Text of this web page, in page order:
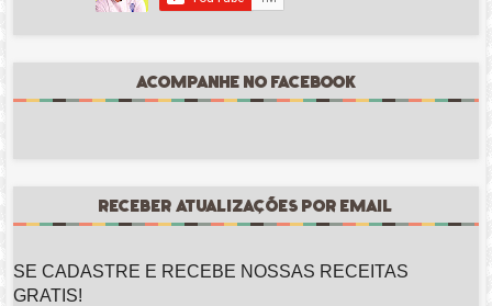
ACOMPANHE NO FACEBOOK
RECEBER ATUALIZAÇÕES POR EMAIL
SE CADASTRE E RECEBE NOSSAS RECEITAS
GRATIS!